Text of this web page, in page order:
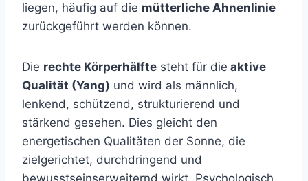
liegen, häufig auf die mütterliche Ahnenlinie
zurückgeführt werden können.
Die rechte Körperhälfte steht für die aktive
Qualität (Yang) und wird als männlich,
lenkend, schützend, strukturierend und
stärkend gesehen. Dies gleicht den
energetischen Qualitäten der Sonne, die
zielgerichtet, durchdringend und